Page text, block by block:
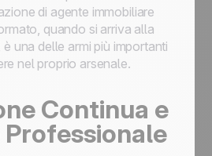
di agente immobiliare
quando si arriva alla
una delle armi più importanti
nel proprio arsenale.
Continua e